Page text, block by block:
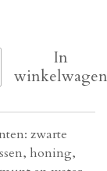
In
winkelwagen
zwarte
honing,